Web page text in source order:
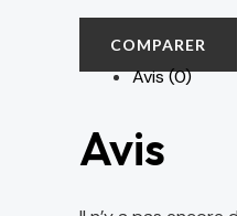
COMPARER
Avis (0)
Avis